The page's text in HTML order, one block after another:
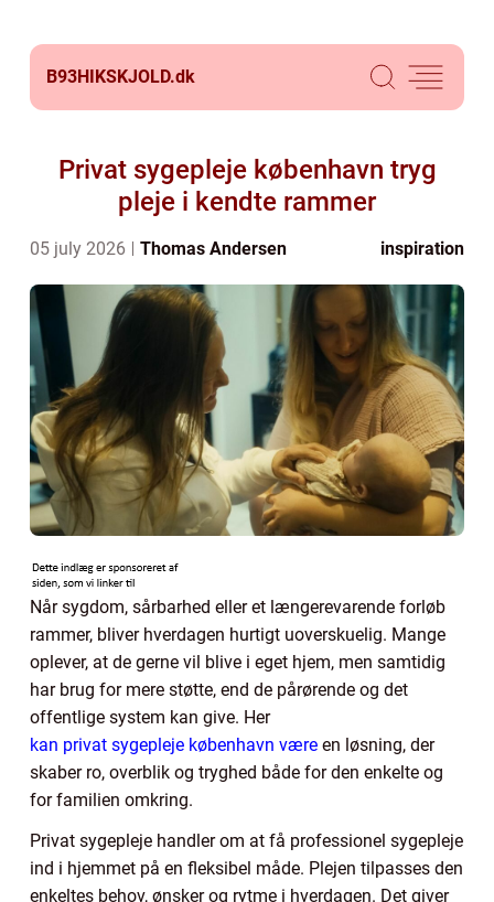
B93HIKSKJOLD.dk
Privat sygepleje københavn tryg
pleje i kendte rammer
05 july 2026 Thomas Andersen inspiration
Når sygdom, sårbarhed eller et længerevarende forløb
rammer, bliver hverdagen hurtigt uoverskuelig. Mange
oplever, at de gerne vil blive i eget hjem, men samtidig
har brug for mere støtte, end de pårørende og det
offentlige system kan give. Her
kan privat sygepleje københavn være en løsning, der
skaber ro, overblik og tryghed både for den enkelte og
for familien omkring.
Privat sygepleje handler om at få professionel sygepleje
ind i hjemmet på en fleksibel måde. Plejen tilpasses den
enkeltes behov, ønsker og rytme i hverdagen. Det giver